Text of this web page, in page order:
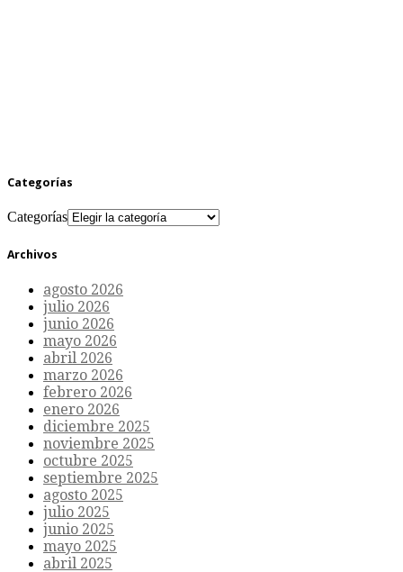
Categorías
Categorías
Archivos
agosto 2026
julio 2026
junio 2026
mayo 2026
abril 2026
marzo 2026
febrero 2026
enero 2026
diciembre 2025
noviembre 2025
octubre 2025
septiembre 2025
agosto 2025
julio 2025
junio 2025
mayo 2025
abril 2025